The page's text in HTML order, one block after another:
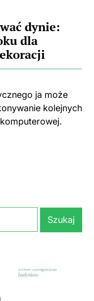
dynie:
dla
ja może
kolejnych